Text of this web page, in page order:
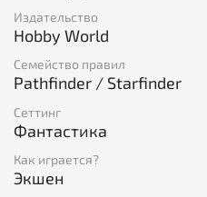
Издательство
Hobby World
Семейство правил
Pathfinder / Starfinder
Сеттинг
Фантастика
Как играется?
Экшен